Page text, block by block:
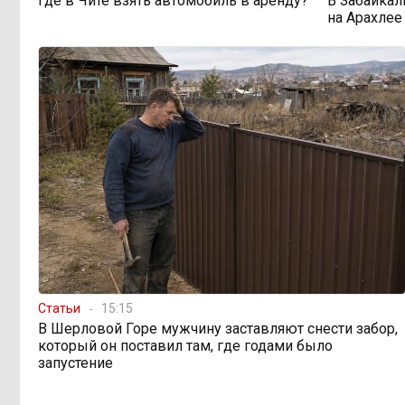
просят технику, пока чиновники
13:44, 6 августа Правительство РФ
легализует топливо стандарта
«Евро-2»
12:33, 6 августа Власти: Забайкалье
переживает туристический бум
11:05, 6 августа «В большинстве
регионов индексация прошла с 1
января»: почему Забайкалье
задержало повышение зарплат
бюджетникам
10:16, 6 августа
на
Статьи 15:15
В Шерловой Горе мужчину заставляют снести забор,
который он поставил там, где годами было
запустение